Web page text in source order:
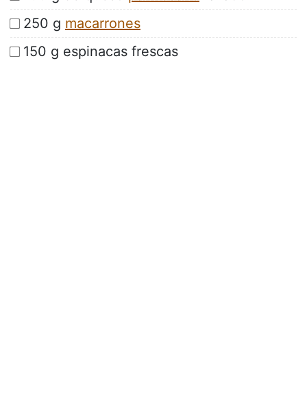
250 g macarrones
150 g espinacas frescas